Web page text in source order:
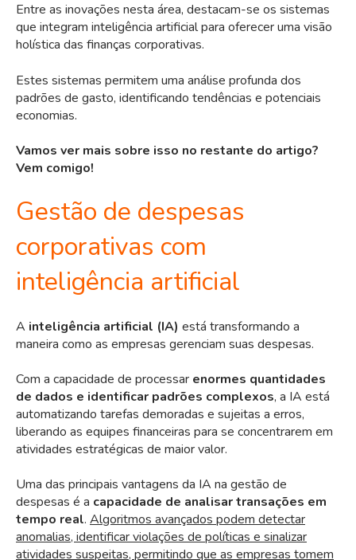
Entre as inovações nesta área, destacam-se os sistemas
que integram inteligência artificial para oferecer uma visão
holística das finanças corporativas.
Estes sistemas permitem uma análise profunda dos
padrões de gasto, identificando tendências e potenciais
economias.
Vamos ver mais sobre isso no restante do artigo?
Vem comigo!
Gestão de despesas
corporativas com
inteligência artificial
A inteligência artificial (IA) está transformando a
maneira como as empresas gerenciam suas despesas.
Com a capacidade de processar enormes quantidades
de dados e identificar padrões complexos, a IA está
automatizando tarefas demoradas e sujeitas a erros,
liberando as equipes financeiras para se concentrarem em
atividades estratégicas de maior valor.
Uma das principais vantagens da IA na gestão de
despesas é a capacidade de analisar transações em
tempo real. Algoritmos avançados podem detectar
anomalias, identificar violações de políticas e sinalizar
atividades suspeitas, permitindo que as empresas tomem